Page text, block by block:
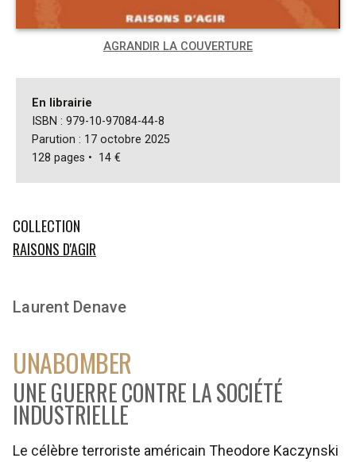
COLLECTION
RAISONS D'AGIR
Laurent Denave
UNABOMBER
UNE GUERRE CONTRE LA SOCIÉTÉ
INDUSTRIELLE
Le célèbre terroriste américain Theodore Kaczynski
AGRANDIR LA COUVERTURE
En librairie
ISBN : 979-10-97084-44-8
Parution : 17 octobre 2025
128 pages • 14 €